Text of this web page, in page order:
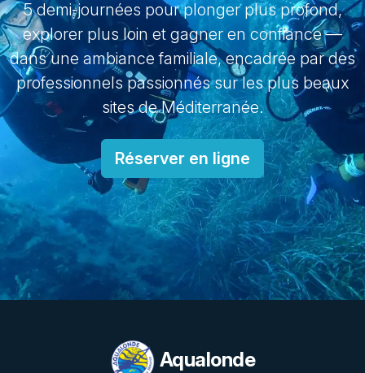
5 demi-journées pour plonger plus profond,
explorer plus loin et gagner en confiance —
dans une ambiance familiale, encadrée par des
professionnels passionnés sur les plus beaux
sites de Méditerranée.
Réserver en ligne
Aqualonde